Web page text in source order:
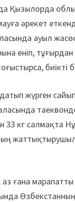
Қызылорда
әрекет
ауыл
еніп,
биікті
жүрген
кг салмақта
аз ғана